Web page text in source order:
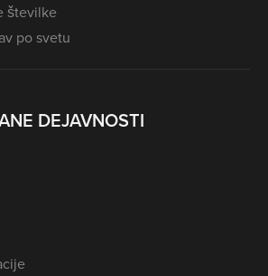
številke
po svetu
DEJAVNOSTI